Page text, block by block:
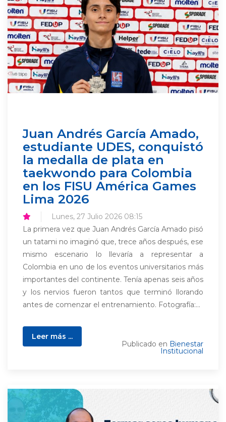
Juan Andrés García Amado,
estudiante UDES, conquistó
la medalla de plata en
taekwondo para Colombia
en los FISU América Games
Lima 2026
Lunes, 27 Julio 2026 08:15
La primera vez que Juan Andrés García Amado pisó
un tatami no imaginó que, trece años después, ese
mismo escenario lo llevaría a representar a
Colombia en uno de los eventos universitarios más
importantes del continente. Tenía apenas seis años
y los nervios fueron tantos que terminó llorando
antes de comenzar el entrenamiento. Fotografía:...
Leer más ...
Publicado en Bienestar
Institucional